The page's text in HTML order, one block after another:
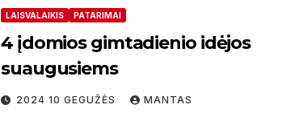
LAISVALAIKIS PATARIMAI
4 įdomios gimtadienio idėjos
suaugusiems
2024 10 GEGUŽĖS MANTAS